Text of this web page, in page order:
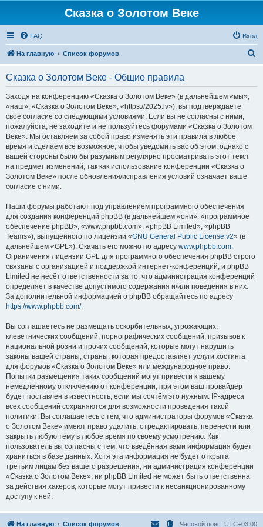
Сказка о Золотом Веке
FAQ Вход
На главную Список форумов
Сказка о Золотом Веке - Общие правила
Заходя на конференцию «Сказка о Золотом Веке» (в дальнейшем «мы»,
«наш», «Сказка о Золотом Веке», «https://2025.lv»), вы подтверждаете
своё согласие со следующими условиями. Если вы не согласны с ними,
пожалуйста, не заходите и не пользуйтесь форумами «Сказка о Золотом
Веке». Мы оставляем за собой право изменять эти правила в любое
время и сделаем всё возможное, чтобы уведомить вас об этом, однако с
вашей стороны было бы разумным регулярно просматривать этот текст
на предмет изменений, так как использование конференции «Сказка о
Золотом Веке» после обновления/исправления условий означает ваше
согласие с ними.
Наши форумы работают под управлением программного обеспечения
для создания конференций phpBB (в дальнейшем «они», «программное
обеспечение phpBB», «www.phpbb.com», «phpBB Limited», «phpBB
Teams»), выпущенного по лицензии «GNU General Public License v2» (в
дальнейшем «GPL»). Скачать его можно по адресу www.phpbb.com.
Ограничения лицензии GPL для программного обеспечения phpBB строго
связаны с организацией и поддержкой интернет-конференций, и phpBB
Limited не несёт ответственности за то, что администрация конференций
определяет в качестве допустимого содержания и/или поведения в них.
За дополнительной информацией о phpBB обращайтесь по адресу
https://www.phpbb.com/.
Вы соглашаетесь не размещать оскорбительных, угрожающих,
клеветнических сообщений, порнографических сообщений, призывов к
национальной розни и прочих сообщений, которые могут нарушить
законы вашей страны, страны, которая предоставляет услуги хостинга
для форумов «Сказка о Золотом Веке» или международное право.
Попытки размещения таких сообщений могут привести к вашему
немедленному отключению от конференции, при этом ваш провайдер
будет поставлен в известность, если мы сочтём это нужным. IP-адреса
всех сообщений сохраняются для возможности проведения такой
политики. Вы соглашаетесь с тем, что администраторы форумов «Сказка
о Золотом Веке» имеют право удалить, отредактировать, перенести или
закрыть любую тему в любое время по своему усмотрению. Как
пользователь вы согласны с тем, что введённая вами информация будет
храниться в базе данных. Хотя эта информация не будет открыта
третьим лицам без вашего разрешения, ни администрация конференции
«Сказка о Золотом Веке», ни phpBB Limited не может быть ответственна
за действия хакеров, которые могут привести к несанкционированному
доступу к ней.
На главную Список форумов Часовой пояс: UTC+03:00